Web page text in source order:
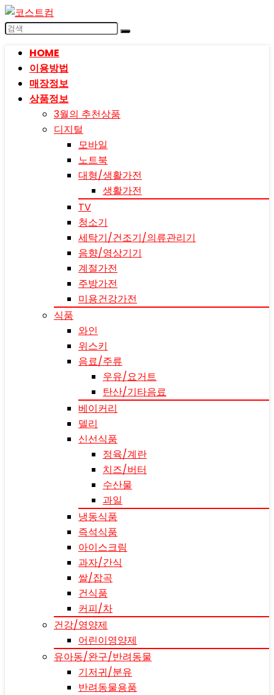
HOME
이용방법
매장정보
상품정보
3월의 추천상품
디지털
모바일
노트북
대형/생활가전
생활가전
TV
청소기
세탁기/건조기/의류관리기
음향/영상기기
계절가전
주방가전
미용건강가전
식품
와인
위스키
음료/주류
우유/요거트
탄산/기타음료
베이커리
델리
신선식품
정육/계란
치즈/버터
수산물
과일
냉동식품
즉석식품
아이스크림
과자/간식
쌀/잡곡
건식품
커피/차
건강/영양제
어린이영양제
유아동/완구/반려동물
기저귀/분유
반려동물용품